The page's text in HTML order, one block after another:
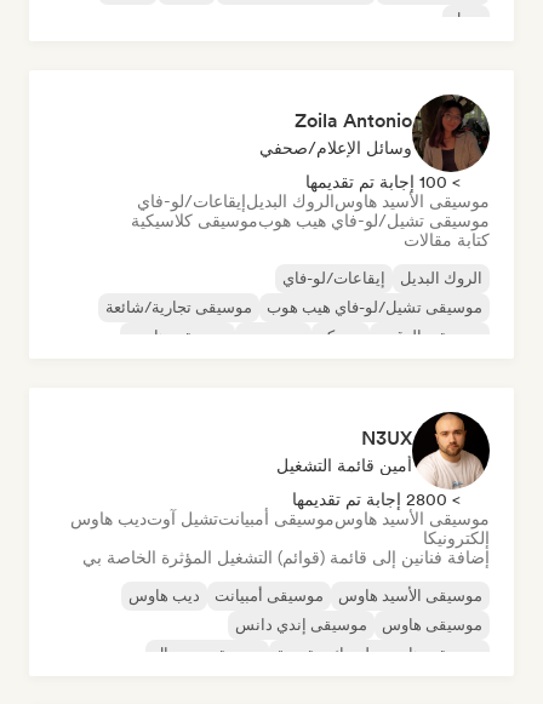
سول
Zoila Antonio
وسائل الإعلام/صحفي
> 100 إجابة تم تقديمها
موسيقى الأسيد هاوسالروك البديلإيقاعات/لو-فاي
موسيقى تشيل/لو-فاي هيب هوبموسيقى كلاسيكية
كتابة مقالات
الروك البديل
إيقاعات/لو-فاي
موسيقى تشيل/لو-فاي هيب هوب
موسيقى تجارية/شائعة
موسيقى الرقص
ديسكو موسيقى هاوس
N3UX
أمين قائمة التشغيل
> 2800 إجابة تم تقديمها
موسيقى الأسيد هاوسموسيقى أمبيانتتشيل آوتديب هاوس
إلكترونيكا
إضافة فنانين إلى قائمة (قوائم) التشغيل المؤثرة الخاصة بي
موسيقى الأسيد هاوس موسيقى أمبيانت
ديب هاوس
موسيقى هاوس
موسيقى إندي دانس
موسيقى هاوس ملوديك وتقدمية
موسيقى مينيمال